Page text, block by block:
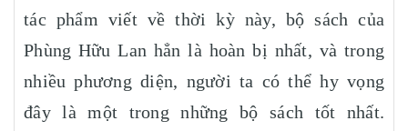
tác phẩm viết về thời kỳ này, bộ sách của
Phùng Hữu Lan hẳn là hoàn bị nhất, và trong
nhiều phương diện, người ta có thể hy vọng
đây là một trong những bộ sách tốt nhất.